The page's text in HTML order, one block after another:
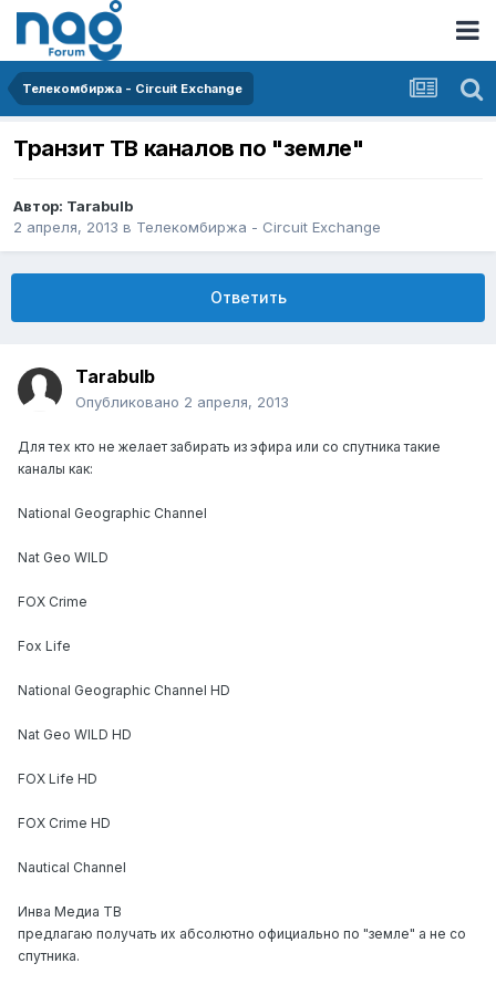
Телекомбиржа - Circuit Exchange
Транзит ТВ каналов по "земле"
Автор: Tarabulb
2 апреля, 2013 в Телекомбиржа - Circuit Exchange
Ответить
Tarabulb
Опубликовано 2 апреля, 2013
Для тех кто не желает забирать из эфира или со спутника такие
каналы как:
National Geographic Channel
Nat Geo WILD
FOX Crime
Fox Life
National Geographic Channel HD
Nat Geo WILD HD
FOX Life HD
FOX Crime HD
Nautical Channel
Инва Медиа ТВ
предлагаю получать их абсолютно официально по "земле" а не со
спутника.